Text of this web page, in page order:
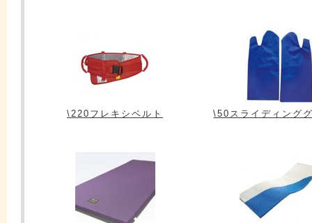
\220フレキシベルト \50スライディング